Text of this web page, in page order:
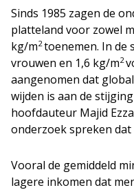
Sinds 1985 zagen de
platteland voor zowel
kg/m2 toenemen. In de
vrouwen en 1,6 kg/m2
aangenomen dat
wijden is aan de
hoofdauteur Majid
onderzoek spreken dat
Vooral de gemiddeld
lagere inkomen dat